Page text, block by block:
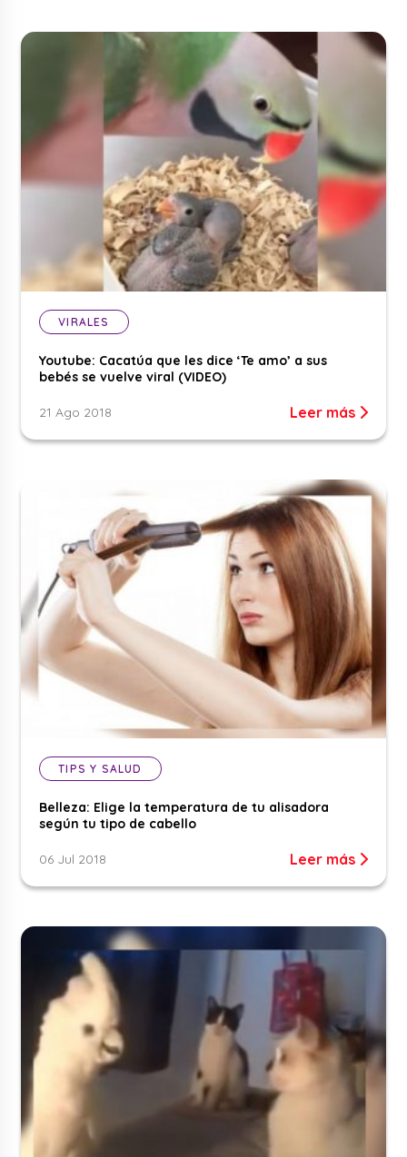
VIRALES
Youtube: Cacatúa que les dice ‘Te amo’ a sus
bebés se vuelve viral (VIDEO)
21 Ago 2018 Leer más
TIPS Y SALUD
Belleza: Elige la temperatura de tu alisadora
según tu tipo de cabello
06 Jul 2018 Leer más